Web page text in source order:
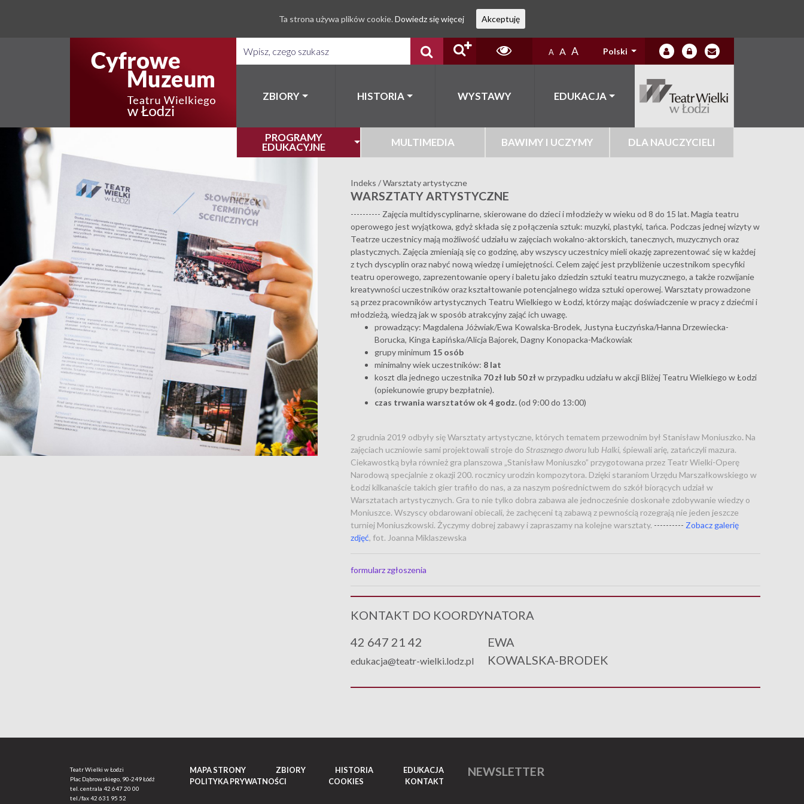
A A A Polski
ZBIORY HISTORIA WYSTAWY EDUKACJA
PROGRAMY
EDUKACYJNE MULTIMEDIA BAWIMY I UCZYMY DLA NAUCZYCIELI
Indeks /Warsztaty artystyczne
WARSZTATY ARTYSTYCZNE
---------- Zajęcia multidyscyplinarne, skierowane do dzieci i młodzieży w wieku od 8 do 15 lat. Magia teatru
operowego jest wyjątkowa, gdyż składa się z połączenia sztuk: muzyki, plastyki, tańca. Podczas jednej wizyty w
Teatrze uczestnicy mają możliwość udziału w zajęciach wokalno-aktorskich, tanecznych, muzycznych oraz
plastycznych. Zajęcia zmieniają się co godzinę, aby wszyscy uczestnicy mieli okazję zaprezentować się w każdej
z tych dyscyplin oraz nabyć nową wiedzę i umiejętności. Celem zajęć jest przybliżenie uczestnikom specyfiki
teatru operowego, zaprezentowanie opery i baletu jako dziedzin sztuki teatru muzycznego, a także rozwijanie
kreatywności uczestników oraz kształtowanie potencjalnego widza sztuki operowej. Warsztaty prowadzone
są przez pracowników artystycznych Teatru Wielkiego w Łodzi, którzy mając doświadczenie w pracy z dziećmi i
młodzieżą, wiedzą jak w sposób atrakcyjny zająć ich uwagę.
prowadzący: Magdalena Jóżwiak/Ewa Kowalska-Brodek, Justyna Łuczyńska/Hanna Drzewiecka-
Borucka, Kinga Łapińska/Alicja Bajorek, Dagny Konopacka-Maćkowiak
grupy minimum 15 osób
minimalny wiek uczestników: 8 lat
koszt dla jednego uczestnika 70 zł lub 50 złw przypadku udziału w akcji Bliżej Teatru Wielkiego w Łodzi
(opiekunowie grupy bezpłatnie).
czas trwania warsztatów ok 4 godz.(od 9:00 do 13:00)
2 grudnia 2019 odbyły się Warsztaty artystyczne, których tematem przewodnim był Stanisław Moniuszko. Na
zajęciach uczniowie sami projektowali stroje doStrasznego dworu lub Halki, śpiewali arię, zatańczyli mazura.
Ciekawostką była również gra planszowa „Stanisław Moniuszko” przygotowana przez Teatr Wielki-Operę
Narodową specjalnie z okazji 200. rocznicy urodzin kompozytora. Dzięki staraniom Urzędu Marszałkowskiego w
Łodzi kilkanaście takich gier trafiło do nas, a za naszym pośrednictwem do szkół biorących udział w
Warsztatach artystycznych. Gra to nie tylko dobra zabawa ale jednocześnie doskonałe zdobywanie wiedzy o
Moniuszce. Wszyscy obdarowani obiecali, że zachęceni tą zabawą z pewnością rozegrają nie jeden jeszcze
turniej Moniuszkowski. Życzymy dobrej zabawy i zapraszamy na kolejne warsztaty. ---------- Zobacz galerię
zdjęć, fot. Joanna Miklaszewska
formularz zgłoszenia
KONTAKT DO KOORDYNATORA
42 647 21 42
edukacja@teatr-wielki.lodz.pl
EWA
KOWALSKA-BRODEK
Teatr Wielki w Łodzi
Plac Dąbrowskiego, 90-249 Łódź
tel. centrala 42 647 20 00
tel./fax42 631 95 52
MAPA STRONY ZBIORY HISTORIA
EDUKACJA
POLITYKA PRYWATNOŚCI
COOKIES KONTAKT
NEWSLETTER
Ta strona używa plików cookie. Dowiedz się więcej Akceptuję